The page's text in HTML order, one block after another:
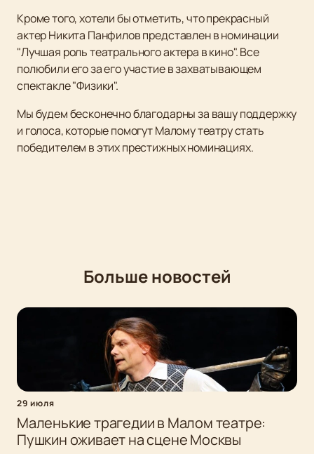
Кроме того, хотели бы отметить, что прекрасный
актер Никита Панфилов представлен в номинации
"Лучшая роль театрального актера в кино". Все
полюбили его за его участие в захватывающем
спектакле "Физики".
Мы будем бесконечно благодарны за вашу поддержку
и голоса, которые помогут Малому театру стать
победителем в этих престижных номинациях.
Больше новостей
29 июля
Маленькие трагедии в Малом театре:
Пушкин оживает на сцене Москвы